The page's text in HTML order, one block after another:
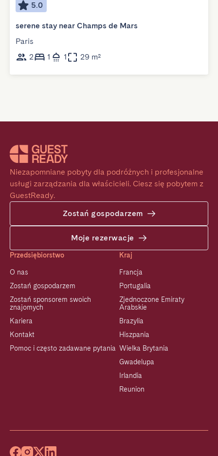
5.0
serene stay near Champs de Mars
Paris
2
1 1 29 m²
Niezapomniane pobyty dla podróżnych i profesjonalne
usługi zarządzania dla właścicieli. Ciesz się pobytem z
GuestReady.
Zostań gospodarzem
Moje rezerwacje
Przedsiębiorstwo
O nas
Zostań gospodarzem
Zostań sponsorem swoich
znajomych
Kariera
Kontakt
Pomoc i często zadawane pytania
Kraj
Francja
Portugalia
Zjednoczone Emiraty
Arabskie
Brazylia
Hiszpania
Wielka Brytania
Gwadelupa
Irlandia
Reunion